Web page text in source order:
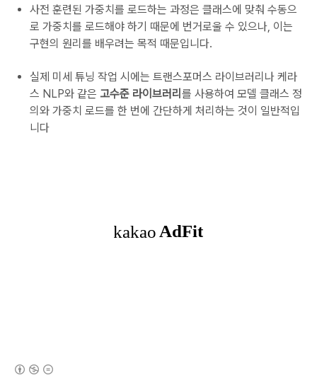
사전 훈련된 가중치를 로드하는 과정은 클래스에 맞춰 수동으
로 가중치를 로드해야 하기 때문에 번거로울 수 있으나, 이는
구현의 원리를 배우려는 목적 때문입니다.
실제 미세 튜닝 작업 시에는 트랜스포머스 라이브러리나 케라
스 NLP와 같은 고수준 라이브러리 를 사용하여 모델 클래스 정
의와 가중치 로드를 한 번에 간단하게 처리하는 것이 일반적입
니다